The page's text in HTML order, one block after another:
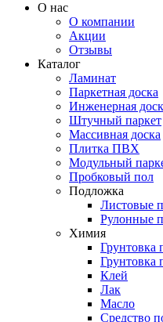
О нас
О компании
Акции
Отзывы
Каталог
Ламинат
Паркетная доска
Инженерная
Штучный паркет
Массивная доска
Плитка ПВХ
Модульный
Пробковый пол
Подложка
Листовые
Рулонные
Химия
Грунтовка
Грунтовка
Клей
Лак
Масло
Средство